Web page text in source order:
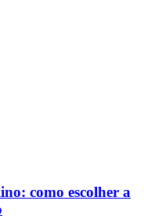
como escolher a